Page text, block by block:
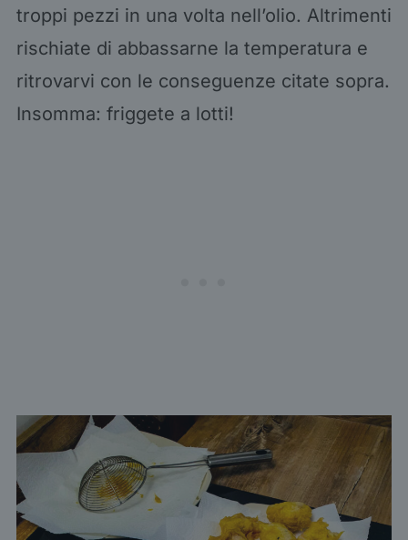
troppi pezzi in una volta nell’olio. Altrimenti
rischiate di abbassarne la temperatura e
ritrovarvi con le conseguenze citate sopra.
Insomma: friggete a lotti!